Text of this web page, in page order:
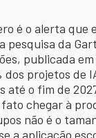
é o alerta que
pesquisa da
publicada
projetos de
até o fim de
chegar à
não é o
a aplicação